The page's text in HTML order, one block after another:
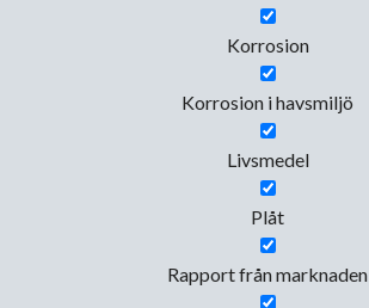
Korrosion
Korrosion i havsmiljö
Livsmedel
Plåt
Rapport från marknaden